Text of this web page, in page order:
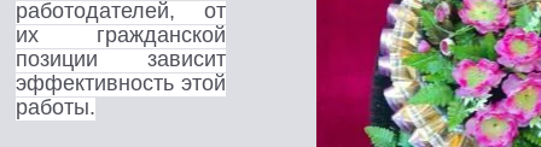
работодателей, от
их гражданской
позиции зависит
эффективность этой
работы.